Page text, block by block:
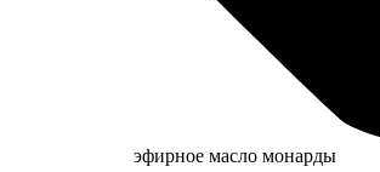
эфирное масло монарды